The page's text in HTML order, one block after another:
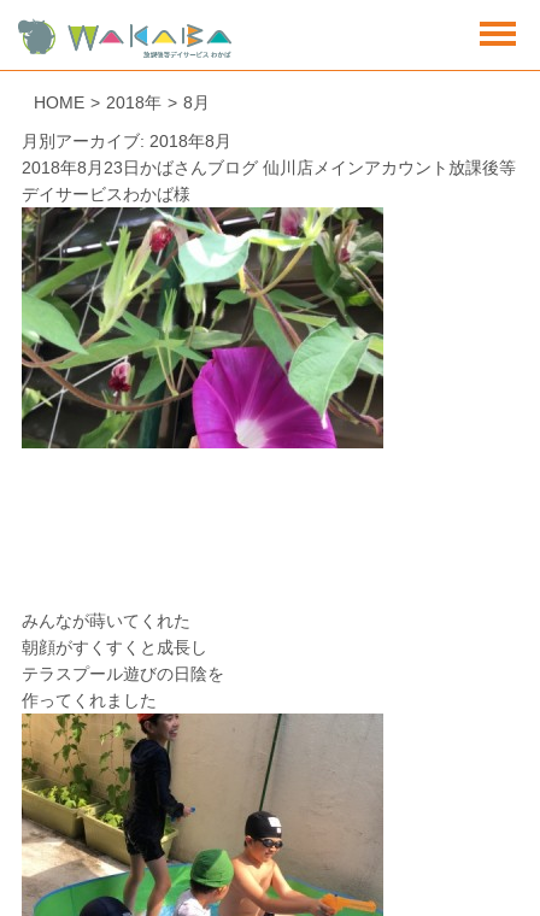
HOME > 2018年 > 8月
月別アーカイブ: 2018年8月
2018年8月23日かばさんブログ 仙川店メインアカウント放課後等
デイサービスわかば様
みんなが蒔いてくれた
朝顔がすくすくと成長し
テラスプール遊びの日陰を
作ってくれました